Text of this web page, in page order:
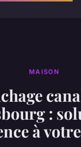
MAISON
:
à